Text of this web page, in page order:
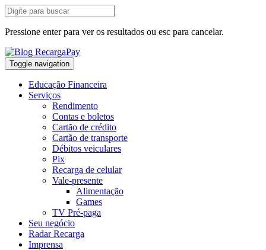
Pressione enter para ver os resultados ou esc para cancelar.
Toggle navigation
Educação Financeira
Serviços
Rendimento
Contas e boletos
Cartão de crédito
Cartão de transporte
Débitos veiculares
Pix
Recarga de celular
Vale-presente
Alimentação
Games
TV Pré-paga
Seu negócio
Radar Recarga
Imprensa